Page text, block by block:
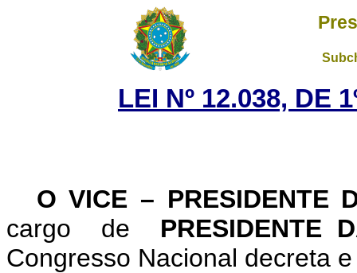
LEI Nº 12.038, DE
O VICE – PRESIDENTE
cargo de PRESIDENTE
Congresso Nacional decreta